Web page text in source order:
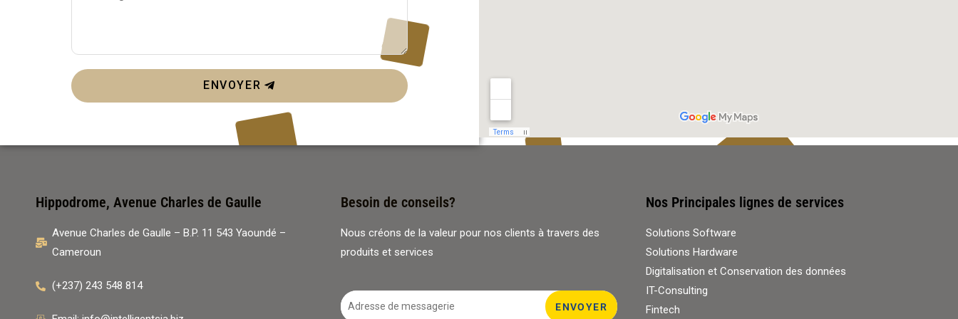
ENVOYER
Hippodrome, Avenue Charles de Gaulle
Avenue Charles de Gaulle – B.P. 11 543 Yaoundé –
Cameroun
(+237) 243 548 814
Besoin de conseils?
Nous créons de la valeur pour nos clients à travers des
produits et services
Nos Principales lignes de services
Solutions Software
Solutions Hardware
Digitalisation et Conservation des données
IT-Consulting
Fintech